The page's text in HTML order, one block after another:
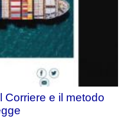
Corriere e il metodo